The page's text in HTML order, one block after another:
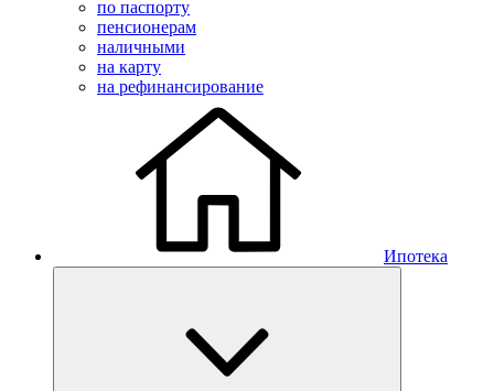
по паспорту
пенсионерам
наличными
на карту
на рефинансирование
Ипотека